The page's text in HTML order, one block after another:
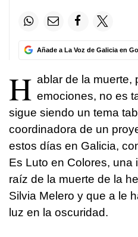
Añade a La Voz de Galicia en
H ablar de la muerte,
emociones, no es
sigue siendo un tema
coordinadora de un
estos días en Galicia,
Es Luto en Colores, una
raíz de la muerte de la
Silvia Melero y que a le
luz en la oscuridad.